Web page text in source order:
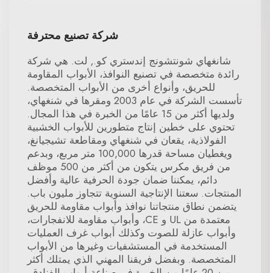
شركة تصنيع محترفة
شانغهاي شونتشونج إندستري كو., لت. هي شركة
رائدة متخصصة في تصنيع النوافذ، الأبواب المقاومة
للحريق، وأنواع أخرى من الأبواب المتخصصة.
تأسست الشركة في عام 2003 ومقرها في شنغهاي،
ولديها أكثر من 15 عامًا من الخبرة في هذا المجال.
تحتوي على خطين إنتاج متطورين للأبواب الخشبية
الفولاذية، يقعان في شنغهاي ومقاطعة تشيجيانغ،
ويغطيان مساحة قدرها 100,000 متر مربع، وبدعم
من فريق مكرس يتكون من أكثر من 500 موظف
دائم، يمكننا ضمان جودة الحرفية عالية وأفضل
المنتجات. سعتنا الإنتاجية السنوية تتجاوز مليون باب.
يتضمن نطاق منتجاتنا نوافذ وأبواب مقاومة للحريق
معتمدة من UL و CE، وأبواب مقاومة للانفجارات،
وأبواب عازلة للصوت وكذلك أبواب غرف العمليات
المستخدمة في المستشفيات وغيرها من الأبواب
المتخصصة. وبفضل فريقنا المهني الذي يمتلك أكثر